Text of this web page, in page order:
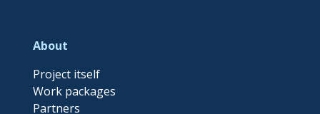
About
Project itself
Work packages
Partners